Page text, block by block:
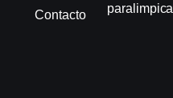
Contacto
paralimpica